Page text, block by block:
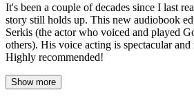
It's been a couple of decades since I last
story still holds up. This new audiobook
Serkis (the actor who voiced and played
others). His voice acting is spectacular
Highly recommended!
Show more